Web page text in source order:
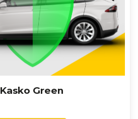
Kasko Green